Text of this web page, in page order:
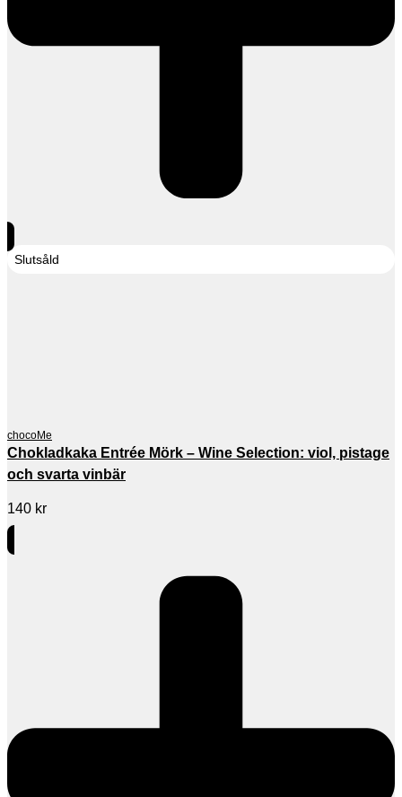
Slutsåld
chocoMe
Chokladkaka Entrée Mörk – Wine Selection: viol, pistage
och svarta vinbär
140 kr